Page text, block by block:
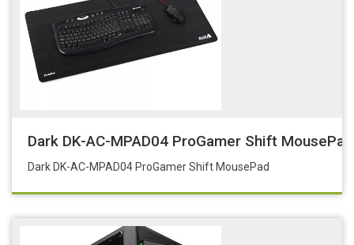
Dark DK-AC-MPAD04 ProGamer Shift MousePad
Dark DK-AC-MPAD04 ProGamer Shift MousePad